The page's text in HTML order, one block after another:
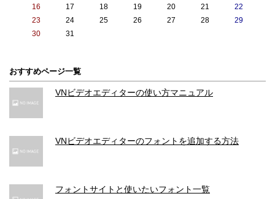
16
17 18 19 20 21
22
23
24 25 26 27 28
29
30
31
おすすめページ一覧
VNビデオエディターの使い方マニュアル
VNビデオエディターのフォントを追加する方法
フォントサイトと使いたいフォント一覧